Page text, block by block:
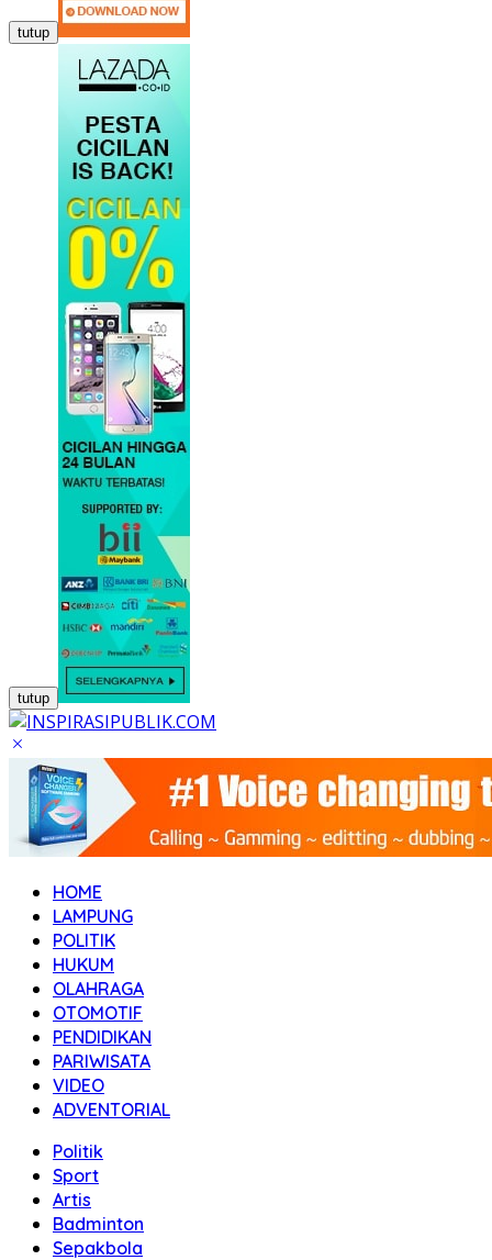
tutup
tutup
HOME
LAMPUNG
POLITIK
HUKUM
OLAHRAGA
OTOMOTIF
PENDIDIKAN
PARIWISATA
VIDEO
ADVENTORIAL
Politik
Sport
Artis
Badminton
Sepakbola